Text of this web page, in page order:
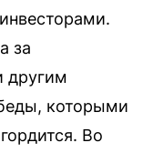
за
другим
которыми
Во